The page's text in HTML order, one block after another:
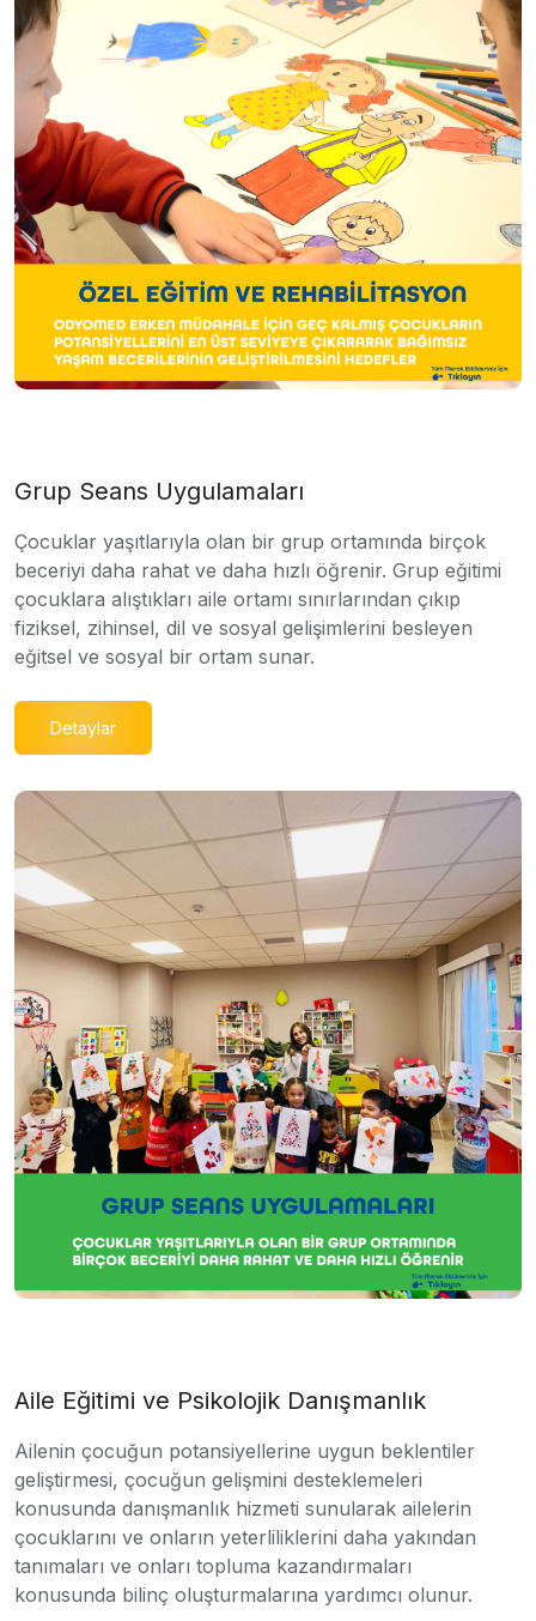
Grup Seans Uygulamaları
Çocuklar yaşıtlarıyla olan bir grup ortamında birçok
beceriyi daha rahat ve daha hızlı öğrenir. Grup eğitimi
çocuklara alıştıkları aile ortamı sınırlarından çıkıp
fiziksel, zihinsel, dil ve sosyal gelişimlerini besleyen
eğitsel ve sosyal bir ortam sunar.
Detaylar
Aile Eğitimi ve Psikolojik Danışmanlık
Ailenin çocuğun potansiyellerine uygun beklentiler
geliştirmesi, çocuğun gelişmini desteklemeleri
konusunda danışmanlık hizmeti sunularak ailelerin
çocuklarını ve onların yeterliliklerini daha yakından
tanımaları ve onları topluma kazandırmaları
konusunda bilinç oluşturmalarına yardımcı olunur.